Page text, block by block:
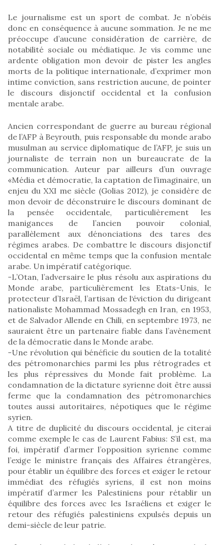
Le journalisme est un sport de combat. Je n’obéis
donc en conséquence à aucune sommation. Je ne me
préoccupe d’aucune considération de carrière, de
notabilité sociale ou médiatique. Je vis comme une
ardente obligation mon devoir de pister les angles
morts de la politique internationale, d’exprimer mon
intime conviction, sans restriction aucune, de pointer
le discours disjonctif occidental et la confusion
mentale arabe.
Ancien correspondant de guerre au bureau régional
de l’AFP à Beyrouth, puis responsable du monde arabo
musulman au service diplomatique de l’AFP, je suis un
journaliste de terrain non un bureaucrate de la
communication. Auteur par ailleurs d’un ouvrage
«Média et démocratie, la captation de l’imaginaire, un
enjeu du XXI me siècle (Golias 2012), je considère de
mon devoir de déconstruire le discours dominant de
la pensée occidentale, particulièrement les
manigances de l’ancien pouvoir colonial,
parallèlement aux dénonciations des tares des
régimes arabes. De combattre le discours disjonctif
occidental en même temps que la confusion mentale
arabe. Un impératif catégorique.
-L’Otan, l’adversaire le plus résolu aux aspirations du
Monde arabe, particulièrement les Etats-Unis, le
protecteur d’Israël, l’artisan de l‘éviction du dirigeant
nationaliste Mohammad Mossadegh en Iran, en 1953,
et de Salvador Allende en Chili, en septembre 1973, ne
sauraient être un partenaire fiable dans l’avènement
de la démocratie dans le Monde arabe.
-Une révolution qui bénéficie du soutien de la totalité
des pétromonarchies parmi les plus rétrogrades et
les plus répressives du Monde fait problème. La
condamnation de la dictature syrienne doit être aussi
ferme que la condamnation des pétromonarchies
toutes aussi autoritaires, népotiques que le régime
syrien.
A titre de duplicité du discours occidental, je citerai
comme exemple le cas de Laurent Fabius: S’il est, ma
foi, impératif d’armer l’opposition syrienne comme
l’exige le ministre français des Affaires étrangères,
pour établir un équilibre des forces et exiger le retour
immédiat des réfugiés syriens, il est non moins
impératif d’armer les Palestiniens pour rétablir un
équilibre des forces avec les Israéliens et exiger le
retour des réfugiés palestiniens expulsés depuis un
demi-siècle de leur patrie.